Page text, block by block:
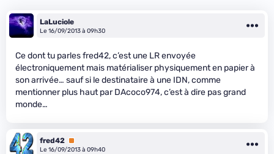
LaLuciole
Le 16/09/2013 à 09h30
Ce dont tu parles fred42, c’est une LR envoyée
électroniquement mais matérialiser physiquement en papier à
son arrivée… sauf si le destinataire à une IDN, comme
mentionner plus haut par DAcoco974, c’est à dire pas grand
monde…
fred42 Premium
Le 16/09/2013 à 09h40